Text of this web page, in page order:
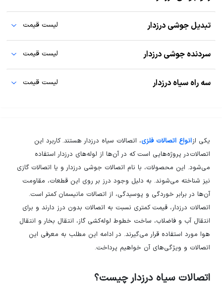
قیمت‌ها بدون احتساب 9 درصد مالیات بر ارزش افزوده است.
زانو 90 درجه درزدار سیاه جوشی سبک شعاع بلند ایران
اتصال
تا 17% تخفیف
زانو 90 درجه درزدار سیاه جوشی سنگین شعاع بلند ایران
اتصال
سایز عدد :
1/2" ۱۱۵،۰۰۰
تبدیل جوشی درزدار لیست قیمت
قیمت‌ها بدون احتساب 9 درصد مالیات بر ارزش افزوده است.
سردنده جوشی درزدار لیست قیمت
قیمت‌ها بدون احتساب 9 درصد مالیات بر ارزش افزوده است.
سایز عدد 1/2" ۹۰،۰۰۰
سه راه سیاه درزدار لیست قیمت
تا 17% تخفیف سه راه تبدیل درزدار سیاه جوشی ایران اتصال
سایز عدد :
1.1/2"*1/2" ۶۴۰،۰۰۰
یکی ازانواع اتصالات فلزی، اتصالات سیاه درزدار هستند. کاربرد این
اتصالات در پروژه‌هایی است که در آن‌ها از لوله‌های درزدار استفاده
می‌شود. این محصولات، با نام اتصالات جوشی درزدار و یا اتصالات گازی
نیز شناخته می‌شوند. به دلیل وجود درز بر روی این قطعات، مقاومت
آن‌ها در برابر خوردگی و پوسیدگی، از اتصالات مانیسمان کمتر است.
اتصالات درزدار، قیمت کمتری نسبت به اتصالات بدون درز دارند و برای
انتقال آب و فاضلاب، ساخت خطوط لوله‌کشی گاز، انتقال بخار و انتقال
هوا مورد استفاده قرار می‌گیرند. در ادامه این مطلب به معرفی این
اتصالات و ویژگی‌های آن خواهیم پرداخت.
اتصالات سیاه درزدار چیست؟